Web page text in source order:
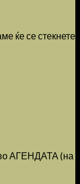
ќе се стекнете
во АГЕНДАТА (на